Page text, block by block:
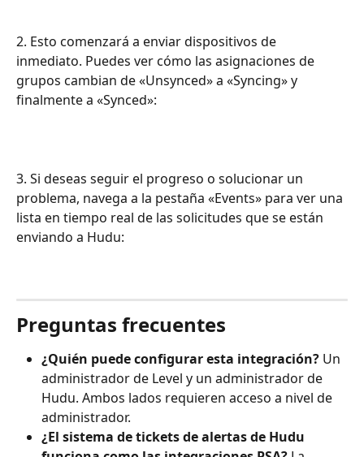
2. Esto comenzará a enviar dispositivos de
inmediato. Puedes ver cómo las asignaciones de
grupos cambian de «Unsynced» a «Syncing» y
finalmente a «Synced»:
3. Si deseas seguir el progreso o solucionar un
problema, navega a la pestaña «Events» para ver una
lista en tiempo real de las solicitudes que se están
enviando a Hudu:
Preguntas frecuentes
¿Quién puede configurar esta integración? Un
administrador de Level y un administrador de
Hudu. Ambos lados requieren acceso a nivel de
administrador.
¿El sistema de tickets de alertas de Hudu